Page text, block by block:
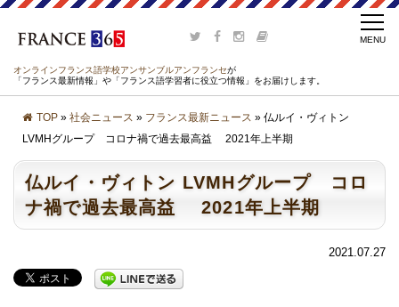
オンラインフランス語学校アンサンブルアンフランセが
「フランス最新情報」や「フランス語学習者に役立つ情報」をお届けします。
TOP » 社会ニュース » フランス最新ニュース » 仏ルイ・ヴィトン
LVMHグループ コロナ禍で過去最高益 2021年上半期
仏ルイ・ヴィトン LVMHグループ コロ
ナ禍で過去最高益 2021年上半期
2021.07.27